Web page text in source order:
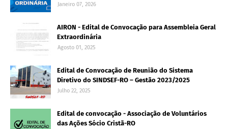
Janeiro 07, 2026
AIRON - Edital de Convocação para Assembleia Geral
Extraordinária
Agosto 01, 2025
Edital de Convocação de Reunião do Sistema
Diretivo do SINDSEF-RO – Gestão 2023/2025
Julho 22, 2025
Edital de convocação - Associação de Voluntários
das Ações Sócio Cristã-RO